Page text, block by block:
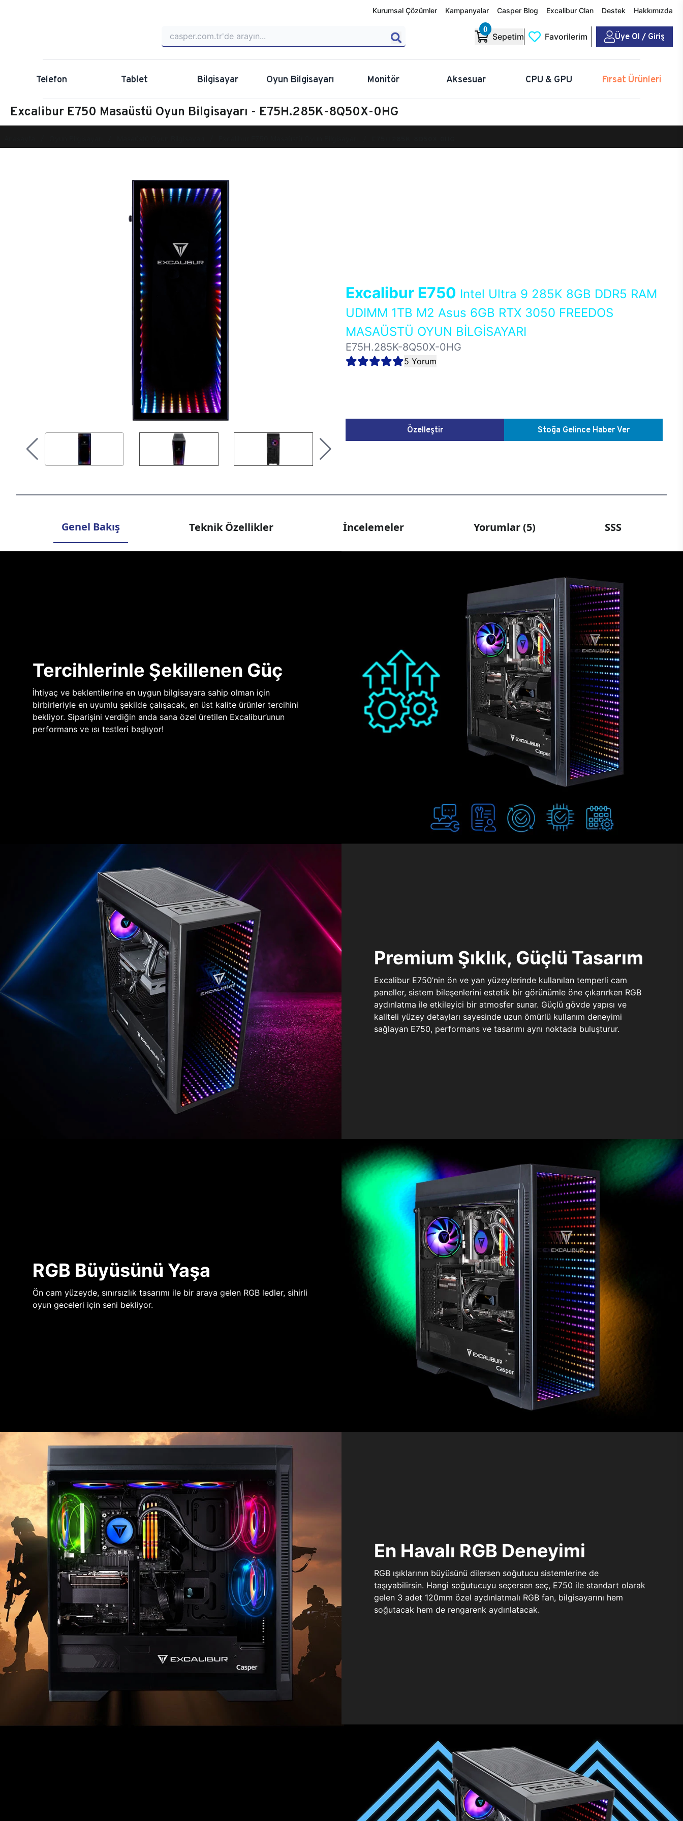
Kurumsal Çözümler Kampanyalar Casper Blog Excalibur Clan Destek Hakkımızda
0
Sepetim Favorilerim Üye Ol / Giriş
Telefon Tablet Bilgisayar Oyun Bilgisayarı Monitör Aksesuar CPU & GPU Fırsat Ürünleri
Excalibur E750 Masaüstü Oyun Bilgisayarı - E75H.285K-8Q50X-0HG
Excalibur E750 Intel Ultra 9 285K 8GB DDR5 RAM
UDIMM 1TB M2 Asus 6GB RTX 3050 FREEDOS
MASAÜSTÜ OYUN BİLGİSAYARI
E75H.285K-8Q50X-0HG
5 Yorum
Özelleştir Stoğa Gelince Haber Ver
Genel Bakış Teknik Özellikler İncelemeler Yorumlar (5) SSS
Tercihlerinle Şekillenen Güç
İhtiyaç ve beklentilerine en uygun bilgisayara sahip olman için
birbirleriyle en uyumlu şekilde çalışacak, en üst kalite ürünler tercihini
bekliyor. Siparişini verdiğin anda sana özel üretilen Excalibur’unun
performans ve ısı testleri başlıyor!
Premium Şıklık, Güçlü Tasarım
Excalibur E750’nin ön ve yan yüzeylerinde kullanılan temperli cam
paneller, sistem bileşenlerini estetik bir görünümle öne çıkarırken RGB
aydınlatma ile etkileyici bir atmosfer sunar. Güçlü gövde yapısı ve
kaliteli yüzey detayları sayesinde uzun ömürlü kullanım deneyimi
sağlayan E750, performans ve tasarımı aynı noktada buluşturur.
RGB Büyüsünü Yaşa
Ön cam yüzeyde, sınırsızlık tasarımı ile bir araya gelen RGB ledler, sihirli
oyun geceleri için seni bekliyor.
En Havalı RGB Deneyimi
RGB ışıklarının büyüsünü dilersen soğutucu sistemlerine de
taşıyabilirsin. Hangi soğutucuyu seçersen seç, E750 ile standart olarak
gelen 3 adet 120mm özel aydınlatmalı RGB fan, bilgisayarını hem
soğutacak hem de rengarenk aydınlatacak.